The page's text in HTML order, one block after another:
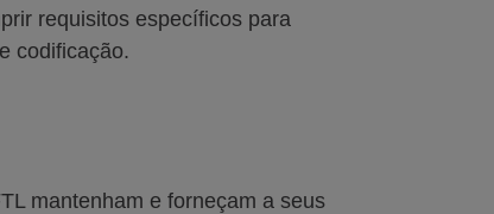
requisitos específicos para
codificação.
mantenham e forneçam a seus